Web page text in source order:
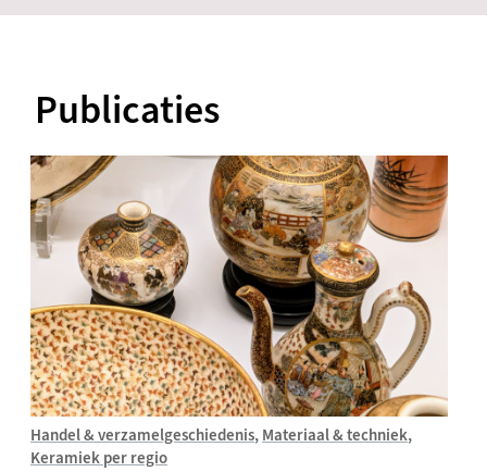
Publicaties
Handel & verzamelgeschiedenis Materiaal & techniek
Keramiek per regio